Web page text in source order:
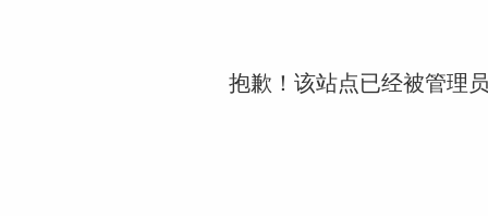
抱歉！该站点已经被管理